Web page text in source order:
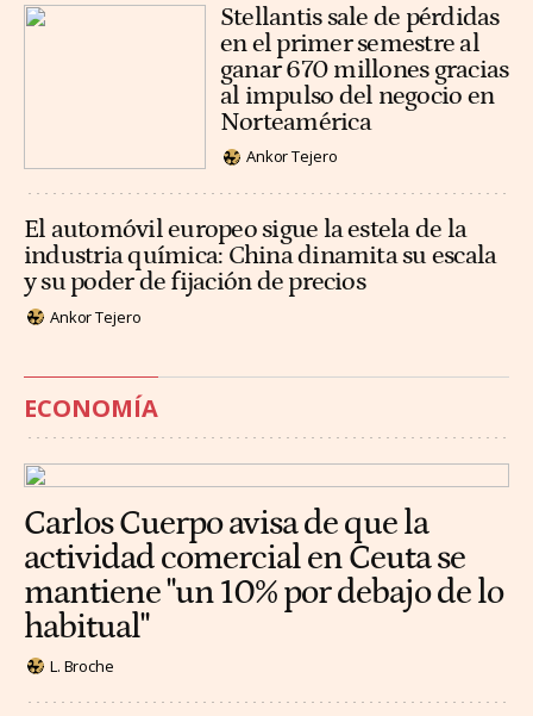
Stellantis sale de pérdidas
en el primer semestre al
ganar 670 millones gracias
al impulso del negocio en
Norteamérica
Ankor Tejero
El automóvil europeo sigue la estela de la
industria química: China dinamita su escala
y su poder de fijación de precios
Ankor Tejero
ECONOMÍA
Carlos Cuerpo avisa de que la
actividad comercial en Ceuta se
mantiene "un 10% por debajo de lo
habitual"
L. Broche